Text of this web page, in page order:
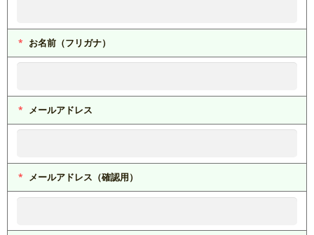
お名前（フリガナ）
メールアドレス
メールアドレス（確認用）